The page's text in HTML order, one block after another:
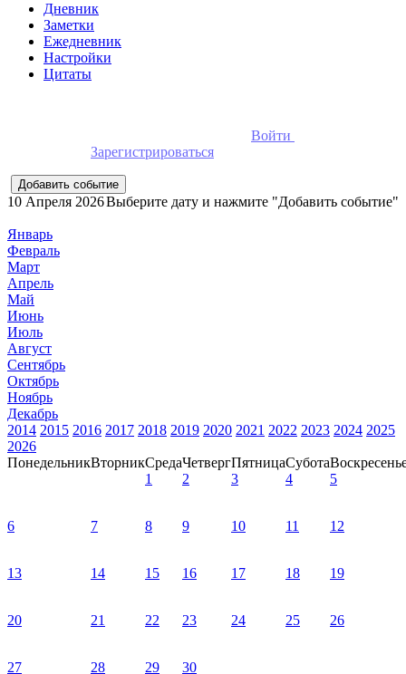
Дневник
Заметки
Ежедневник
Настройки
Цитаты
Войти
Зарегистрироваться
Выберите дату и нажмите "Добавить событие"
10 Апреля 2026
Январь
Февраль
Март
Апрель
Май
Июнь
Июль
Август
Сентябрь
Октябрь
Ноябрь
Декабрь
2014 2015 2016 2017 2018 2019 2020 2021 2022 2023 2024 2025
2026
ПонедельникВторникСредаЧетвергПятницаСубота
1
2 3 4 5
6 7 8 9 10 11 12
13 14 15 16 17 18 19
20 21 22 23 24 25 26
27 28 29 30